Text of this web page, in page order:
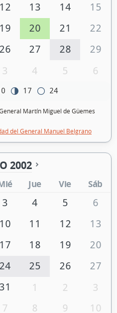
12 13 14
15
19 20 21
22
26 27 28
29
3 4 5 6
17 24
Martín Miguel de Güemes
del General Manuel Belgrano
2002
Jue Vie Sáb
3 4 5
6
10 11 12
13
17 18 19
20
24 25 26
27
31 1 2
3
7 8 9 10